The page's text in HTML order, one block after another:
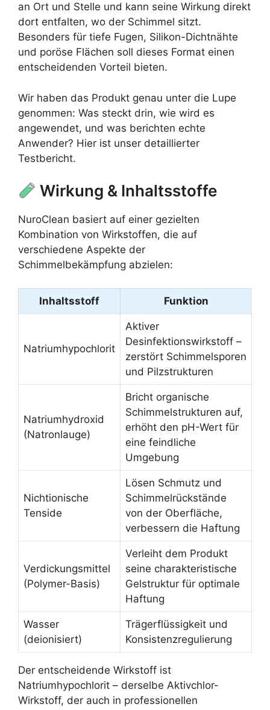
an Ort und Stelle und kann seine Wirkung direkt
dort entfalten, wo der Schimmel sitzt.
Besonders für tiefe Fugen, Silikon-Dichtnähte
und poröse Flächen soll dieses Format einen
entscheidenden Vorteil bieten.
Wir haben das Produkt genau unter die Lupe
genommen: Was steckt drin, wie wird es
angewendet, und was berichten echte
Anwender? Hier ist unser detaillierter
Testbericht.
Wirkung & Inhaltsstoffe
NuroClean basiert auf einer gezielten
Kombination von Wirkstoffen, die auf
verschiedene Aspekte der
Schimmelbekämpfung abzielen:
Inhaltsstoff Funktion
Natriumhypochlorit
Aktiver
Desinfektionswirkstoff –
zerstört Schimmelsporen
und Pilzstrukturen
Natriumhydroxid
(Natronlauge)
Bricht organische
Schimmelstrukturen auf,
erhöht den pH-Wert für
eine feindliche
Umgebung
Nichtionische
Tenside
Lösen Schmutz und
Schimmelrückstände
von der Oberfläche,
verbessern die Haftung
Verdickungsmittel
(Polymer-Basis)
Verleiht dem Produkt
seine charakteristische
Gelstruktur für optimale
Haftung
Wasser
(deionisiert)
Trägerflüssigkeit und
Konsistenzregulierung
Der entscheidende Wirkstoff ist
Natriumhypochlorit – derselbe Aktivchlor-
Wirkstoff, der auch in professionellen